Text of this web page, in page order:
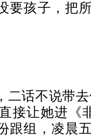
要孩子，把
二话不说带
接让她进《
跟组，凌晨